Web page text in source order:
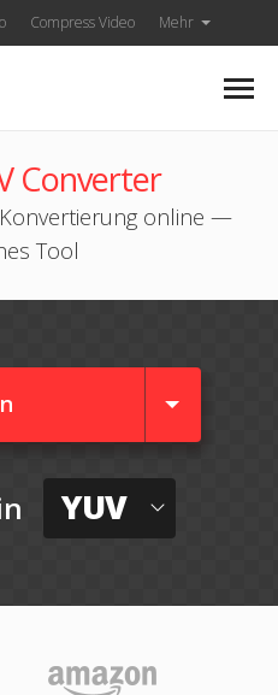
Compress Video Mehr
Converter
Konvertierung online —
Tool
YUV